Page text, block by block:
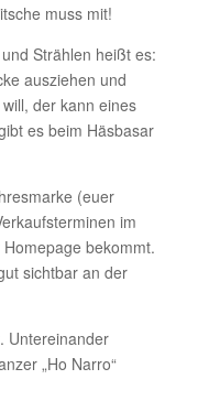
muss mit!
Strählen heißt es:
ausziehen und
der kann eines
es beim Häsbasar
(euer
im
bekommt.
sichtbar an der
Untereinander
„Ho Narro“